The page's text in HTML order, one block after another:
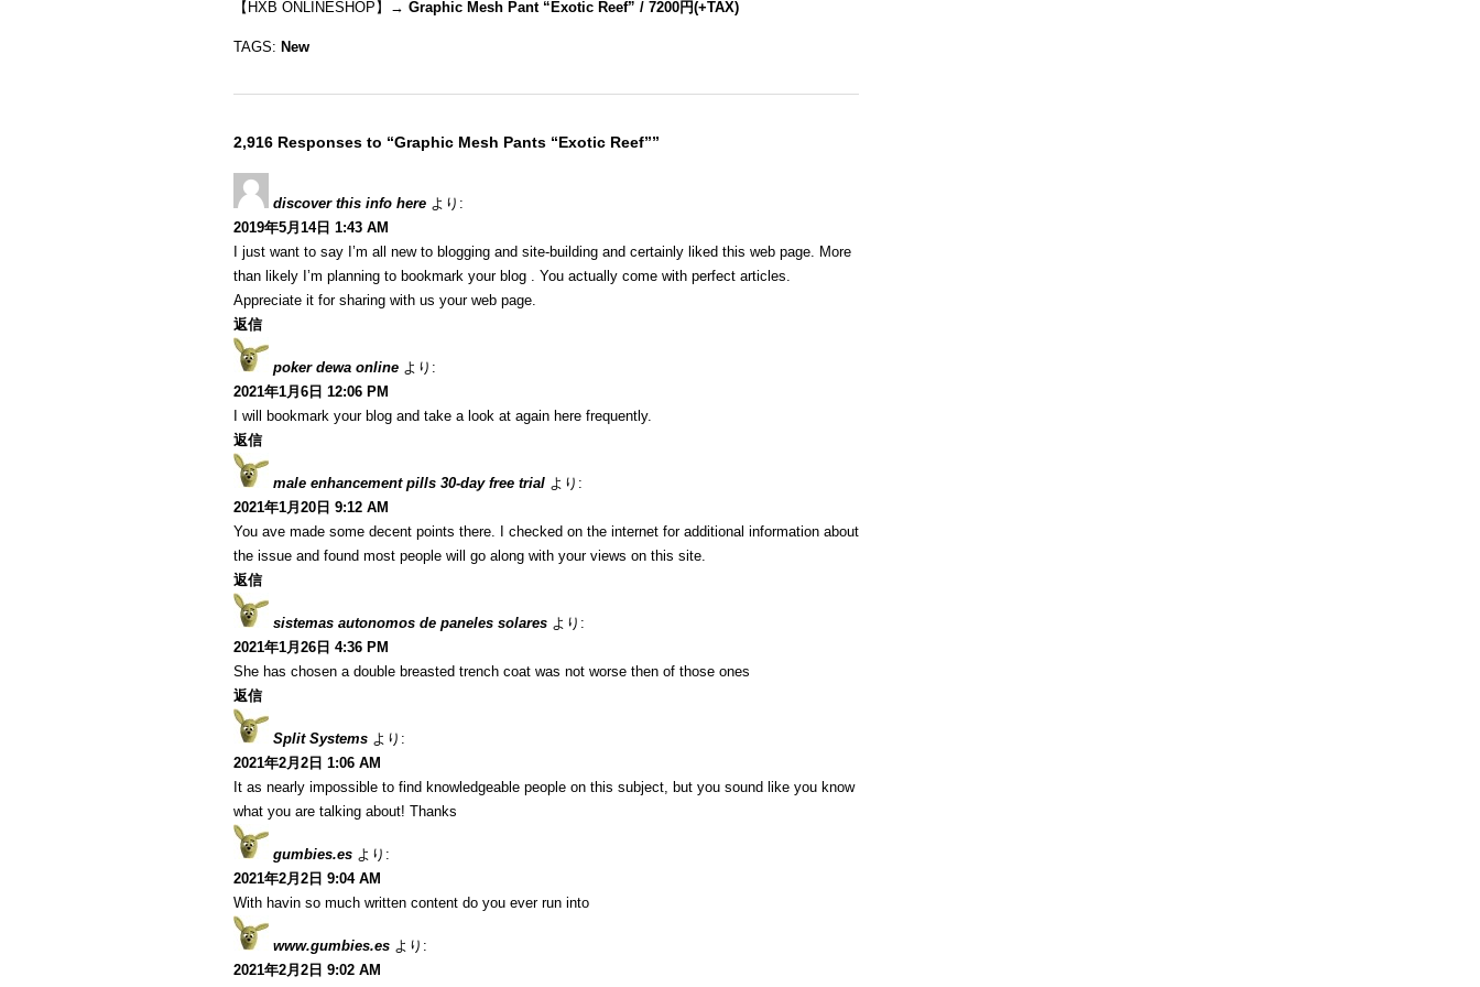
【HXB ONLINESHOP】→ Graphic Mesh Pant “Exotic Reef” / 7200円(+TAX)
TAGS: New
2,916 Responses to “Graphic Mesh Pants “Exotic Reef””
discover this info here より:
2019年5月14日 1:43 AM
I just want to say I’m all new to blogging and site-building and certainly liked this web page. More
than likely I’m planning to bookmark your blog . You actually come with perfect articles.
Appreciate it for sharing with us your web page.
返信
poker dewa online より:
2021年1月6日 12:06 PM
I will bookmark your blog and take a look at again here frequently.
返信
male enhancement pills 30-day free trial より:
2021年1月20日 9:12 AM
You ave made some decent points there. I checked on the internet for additional information about
the issue and found most people will go along with your views on this site.
返信
sistemas autonomos de paneles solares より:
2021年1月26日 4:36 PM
She has chosen a double breasted trench coat was not worse then of those ones
返信
Split Systems より:
2021年2月2日 1:06 AM
It as nearly impossible to find knowledgeable people on this subject, but you sound like you know
what you are talking about! Thanks
gumbies.es より:
2021年2月2日 9:04 AM
With havin so much written content do you ever run into
www.gumbies.es より:
2021年2月2日 9:02 AM